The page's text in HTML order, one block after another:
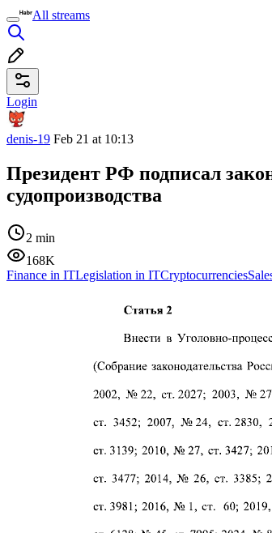
All streams
Login
denis-19 Feb 21 at 10:13
Президент РФ подписал
судопроизводства
2 min
168K
Finance in ITLegislation in ITCryptocurrencies